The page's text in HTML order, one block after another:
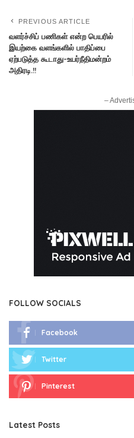
PREVIOUS ARTICLE
வளர்ச்சிப் பணிகள் என்ற பெயரில்
இயற்கை வளங்களில் பாதிப்பை
ஏற்படுத்த கூடாது-உயர்நீதிமன்றம்
அதிரடி.!!
–
FOLLOW SOCIALS
Facebook
Twitter
Pinterest
Latest Posts